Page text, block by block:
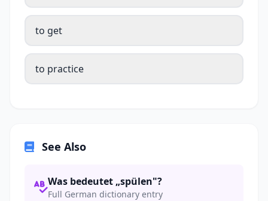
to get
to practice
See Also
Was bedeutet „spülen"?
Full German dictionary entry